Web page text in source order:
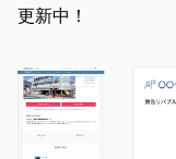
更新中！